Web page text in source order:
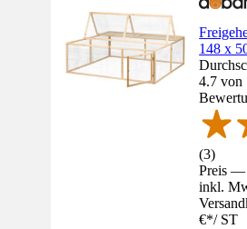
148 x
4.7 von
(3)
Preis —
inkl.
€*/ ST